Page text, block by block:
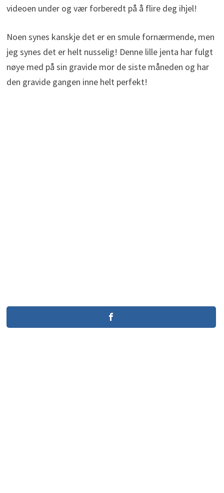
videoen under og vær forberedt på å flire deg ihjel!
Noen synes kanskje det er en smule fornærmende, men
jeg synes det er helt nusselig! Denne lille jenta har fulgt
nøye med på sin gravide mor de siste måneden og har
den gravide gangen inne helt perfekt!